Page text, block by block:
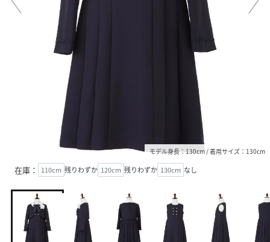
モデル身長：130cm / 着用サイズ：130cm
在庫： 110cm 残りわずか 120cm 残りわずか 130cm なし